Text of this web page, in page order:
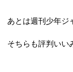
あとは週刊少年ジ
そちらも評判いい